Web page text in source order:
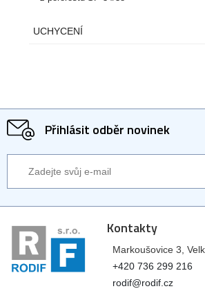
UCHYCENÍ
Přihlásit odběr novinek
Kontakty
Markoušovice 3,
+420 736 299 216
rodif@rodif.cz